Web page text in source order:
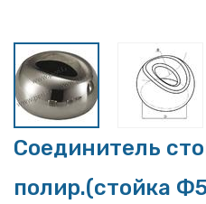
Соединитель
полир.(стойка